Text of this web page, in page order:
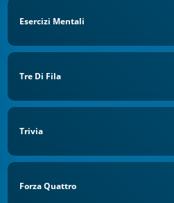
Esercizi Mentali
Tre Di Fila
Trivia
Forza Quattro